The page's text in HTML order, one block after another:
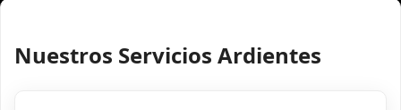
Nuestros Servicios Ardientes